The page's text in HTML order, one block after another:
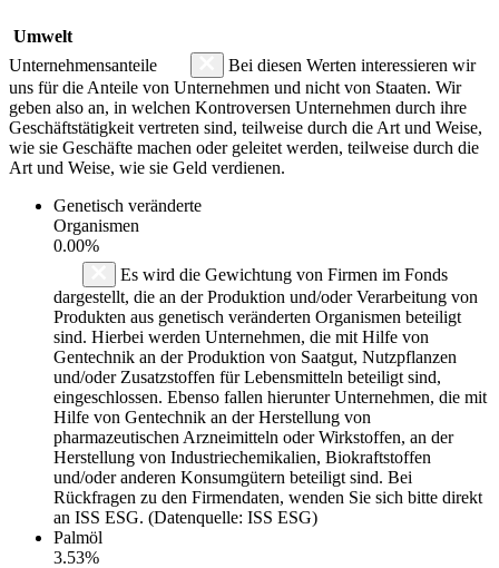
Umwelt
Unternehmensanteile
Bei diesen Werten interessieren wir
uns für die Anteile von Unternehmen und nicht von Staaten. Wir
geben also an, in welchen Kontroversen Unternehmen durch ihre
Geschäftstätigkeit vertreten sind, teilweise durch die Art und Weise,
wie sie Geschäfte machen oder geleitet werden, teilweise durch die
Art und Weise, wie sie Geld verdienen.
Genetisch veränderte
Organismen
0.00%
Es wird die Gewichtung von Firmen im Fonds
dargestellt, die an der Produktion und/oder Verarbeitung von
Produkten aus genetisch veränderten Organismen beteiligt
sind. Hierbei werden Unternehmen, die mit Hilfe von
Gentechnik an der Produktion von Saatgut, Nutzpflanzen
und/oder Zusatzstoffen für Lebensmitteln beteiligt sind,
eingeschlossen. Ebenso fallen hierunter Unternehmen, die mit
Hilfe von Gentechnik an der Herstellung von
pharmazeutischen Arzneimitteln oder Wirkstoffen, an der
Herstellung von Industriechemikalien, Biokraftstoffen
und/oder anderen Konsumgütern beteiligt sind. Bei
Rückfragen zu den Firmendaten, wenden Sie sich bitte direkt
an ISS ESG. (Datenquelle: ISS ESG)
Palmöl
3.53%